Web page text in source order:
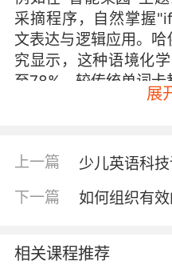
采摘程序，自然掌握
文表达与逻辑应用。
究显示，这种语境化
至78%，较传统单词卡
协作，在调试"sprite（
式的学员在三个月内
阶术语掌握度超出同龄
展
上一篇 少儿英语科技
下一篇 如何组织有效
相关课程推荐